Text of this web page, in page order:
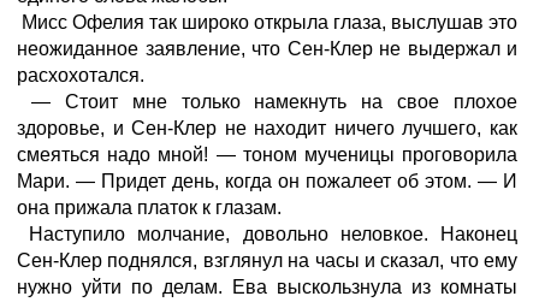
Мисс Офелия так широко открыла глаза, выслушав это
неожиданное заявление, что Сен-Клер не выдержал и
расхохотался.
— Стоит мне только намекнуть на свое плохое
здоровье, и Сен-Клер не находит ничего лучшего, как
смеяться надо мной! — тоном мученицы проговорила
Мари. — Придет день, когда он пожалеет об этом. — И
она прижала платок к глазам.
Наступило молчание, довольно неловкое. Наконец
Сен-Клер поднялся, взглянул на часы и сказал, что ему
нужно уйти по делам. Ева выскользнула из комнаты